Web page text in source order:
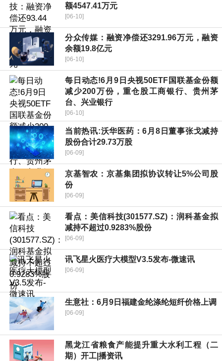
额4547.41万元
[06-10]
分众传媒：融资净偿还3291.96万元，融资
余额19.8亿元
[06-10]
每日动态!6月9日央视50ETF国联基金份额
减少200万份，重仓股工商银行、贵州茅
台、兴业银行
[06-10]
当前热讯:沃华医药：6月8日董事张戈减持
股份合计29.73万股
[06-09]
京基智农：京基集团拟协议转让5%公司股
份
[06-09]
看点：美信科技(301577.SZ)：润科基金拟
减持不超过0.9283%股份
[06-09]
讯飞星火医疗大模型V3.5发布-微速讯
[06-09]
生意社：6月9日福建金纶涤纶短纤价格上调
[06-09]
黑龙江省粮食产能提升重大水利工程（二
期）开工|播资讯